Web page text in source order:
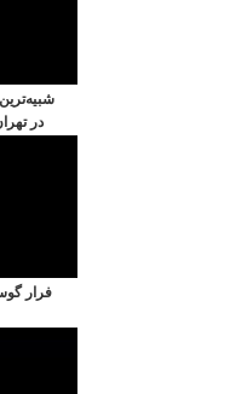
در
فرار